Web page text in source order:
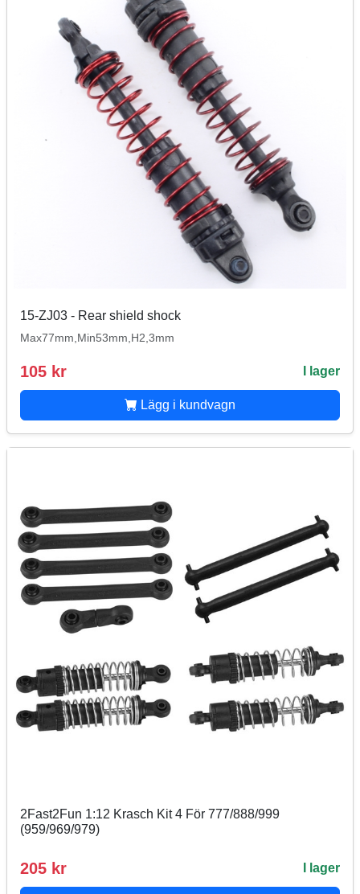
15-ZJ03 - Rear shield shock
Max77mm,Min53mm,H2,3mm
105 kr I lager
Lägg i kundvagn
2Fast2Fun 1:12 Krasch Kit 4 För 777/888/999
(959/969/979)
205 kr I lager